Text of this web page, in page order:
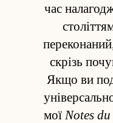
час
скрізь
Якщо ви
мої Notes